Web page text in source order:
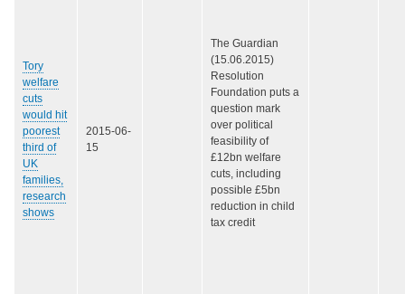
Tory
welfare
cuts
would hit
poorest
third of
UK
families,
research
shows
2015-06-
15
The Guardian
(15.06.2015)
Resolution
Foundation puts a
question mark
over political
feasibility of
£12bn welfare
cuts, including
possible £5bn
reduction in child
tax credit